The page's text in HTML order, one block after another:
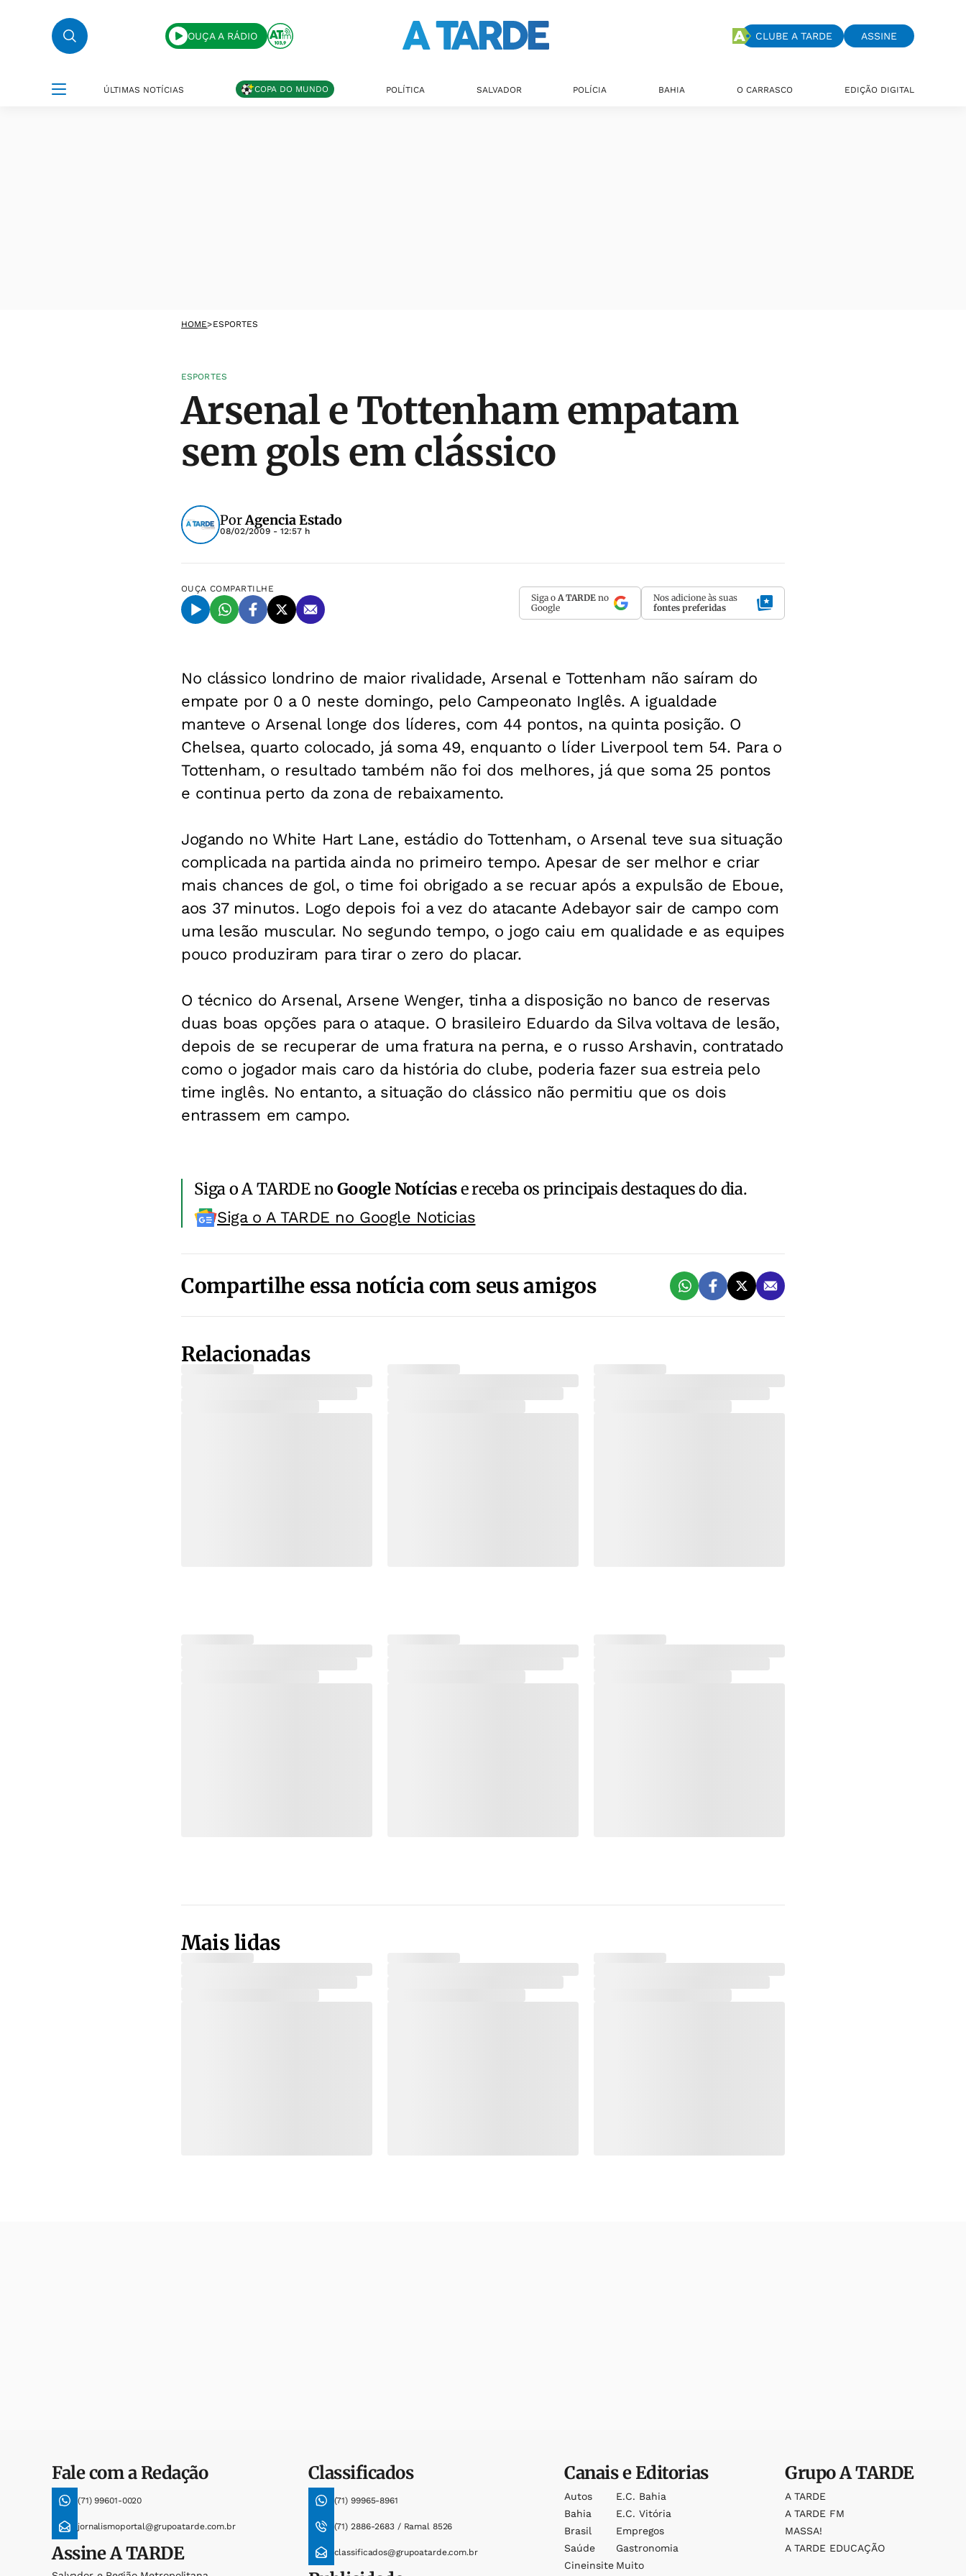
OUÇA A RÁDIO CLUBE A TARDE ASSINE
ÚLTIMAS NOTÍCIAS COPA DO MUNDO POLÍTICA SALVADOR POLÍCIA BAHIA O CARRASCO EDIÇÃO DIGITAL
HOME>ESPORTES
ESPORTES
Arsenal e Tottenham empatam
sem gols em clássico
PorAgencia Estado
08/02/2009 - 12:57 h
OUÇA COMPARTILHE
Siga o A TARDE no
Google
Nos adicione às suas
fontes preferidas
No clássico londrino de maior rivalidade, Arsenal e Tottenham não saíram do
empate por 0 a 0 neste domingo, pelo Campeonato Inglês. A igualdade
manteve o Arsenal longe dos líderes, com 44 pontos, na quinta posição. O
Chelsea, quarto colocado, já soma 49, enquanto o líder Liverpool tem 54. Para o
Tottenham, o resultado também não foi dos melhores, já que soma 25 pontos
e continua perto da zona de rebaixamento.
Jogando no White Hart Lane, estádio do Tottenham, o Arsenal teve sua situação
complicada na partida ainda no primeiro tempo. Apesar de ser melhor e criar
mais chances de gol, o time foi obrigado a se recuar após a expulsão de Eboue,
aos 37 minutos. Logo depois foi a vez do atacante Adebayor sair de campo com
uma lesão muscular. No segundo tempo, o jogo caiu em qualidade e as equipes
pouco produziram para tirar o zero do placar.
O técnico do Arsenal, Arsene Wenger, tinha a disposição no banco de reservas
duas boas opções para o ataque. O brasileiro Eduardo da Silva voltava de lesão,
depois de se recuperar de uma fratura na perna, e o russo Arshavin, contratado
como o jogador mais caro da história do clube, poderia fazer sua estreia pelo
time inglês. No entanto, a situação do clássico não permitiu que os dois
entrassem em campo.
Siga o A TARDE noGoogle Notíciase receba os principais destaques do dia.
Siga o A TARDE no Google Noticias
Compartilhe essa notícia com seus amigos
Relacionadas
Mais lidas
Fale com a Redação
(71) 99601-0020
jornalismoportal@grupoatarde.com.br
AssineA TARDE
Classificados
(71) 99965-8961
(71) 2886-2683 / Ramal 8526
classificados@grupoatarde.com.br
Canais e Editorias
Autos
Bahia
Brasil
Saúde
Cineinsite
E.c. Bahia
E.c. Vitória
Empregos
Gastronomia
Muito
GrupoA TARDE
A TARDE
A TARDE FM
MASSA!
A TARDE EDUCAÇÃO